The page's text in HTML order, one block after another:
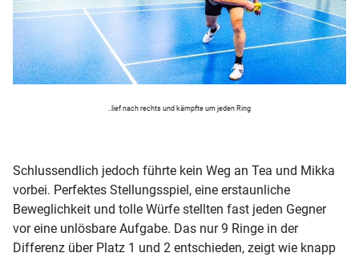
..lief nach rechts und kämpfte um jeden Ring
Schlussendlich jedoch führte kein Weg an Tea und Mikka
vorbei. Perfektes Stellungsspiel, eine erstaunliche
Beweglichkeit und tolle Würfe stellten fast jeden Gegner
vor eine unlösbare Aufgabe. Das nur 9 Ringe in der
Differenz über Platz 1 und 2 entschieden, zeigt wie knapp